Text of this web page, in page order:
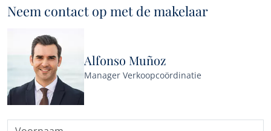
Neem contact op met de makelaar
Alfonso Muñoz
Manager Verkoopcoördinatie